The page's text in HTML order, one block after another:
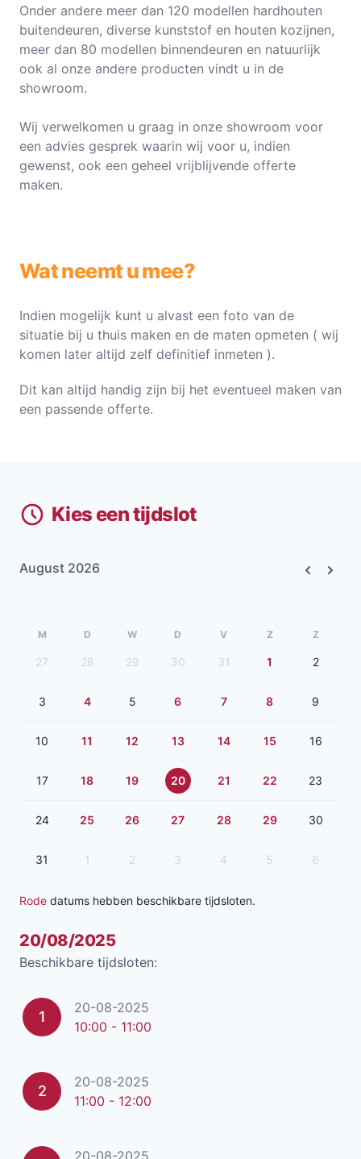
Onder andere meer dan 120 modellen hardhouten
buitendeuren, diverse kunststof en houten kozijnen,
meer dan 80 modellen binnendeuren en natuurlijk
ook al onze andere producten vindt u in de
showroom.
Wij verwelkomen u graag in onze showroom voor
een advies gesprek waarin wij voor u, indien
gewenst, ook een geheel vrijblijvende offerte
maken.
Wat neemt u mee?
Indien mogelijk kunt u alvast een foto van de
situatie bij u thuis maken en de maten opmeten ( wij
komen later altijd zelf definitief inmeten ).
Dit kan altijd handig zijn bij het eventueel maken van
een passende offerte.
Kies een tijdslot
August 2026
M D W D V Z Z
27 28 29 30 31 1 2
3 4 5 6 7 8 9
10 11 12 13 14 15 16
17 18 19 20 21 22 23
24 25 26 27 28 29 30
31 1 2 3 4 5 6
Rode datums hebben beschikbare tijdsloten.
20/08/2025
Beschikbare tijdsloten:
1
20-08-2025
10:00 - 11:00
2
20-08-2025
11:00 - 12:00
20-08-2025